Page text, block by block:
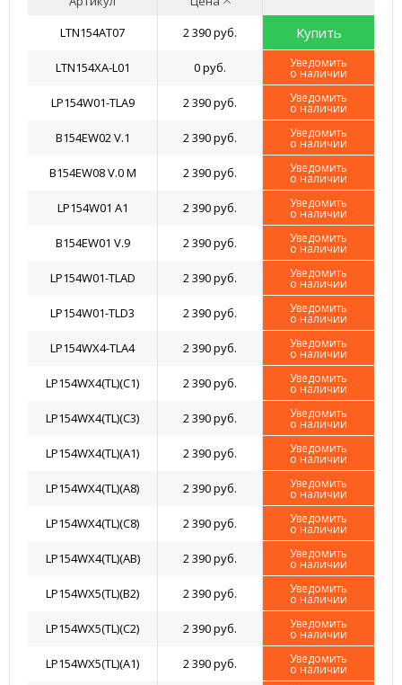
LTN154AT07
2 390 руб. Купить
LTN154XA-L01 0 руб. Уведомить
о наличии
LP154W01-TLA9 2 390 руб. Уведомить
о наличии
B154EW02 V.1 2 390 руб. Уведомить
о наличии
B154EW08 V.0 M 2 390 руб. Уведомить
о наличии
LP154W01 A1 2 390 руб. Уведомить
о наличии
B154EW01 V.9 2 390 руб. Уведомить
о наличии
LP154W01-TLAD 2 390 руб. Уведомить
о наличии
LP154W01-TLD3 2 390 руб. Уведомить
о наличии
LP154WX4-TLA4 2 390 руб. Уведомить
о наличии
LP154WX4(TL)(C1) 2 390 руб. Уведомить
о наличии
LP154WX4(TL)(C3) 2 390 руб. Уведомить
о наличии
LP154WX4(TL)(A1) 2 390 руб. Уведомить
о наличии
LP154WX4(TL)(A8) 2 390 руб. Уведомить
о наличии
LP154WX4(TL)(C8) 2 390 руб. Уведомить
о наличии
LP154WX4(TL)(AB) 2 390 руб. Уведомить
о наличии
LP154WX5(TL)(B2) 2 390 руб. Уведомить
о наличии
LP154WX5(TL)(C2) 2 390 руб. Уведомить
о наличии
LP154WX5(TL)(A1) 2 390 руб. Уведомить
о наличии